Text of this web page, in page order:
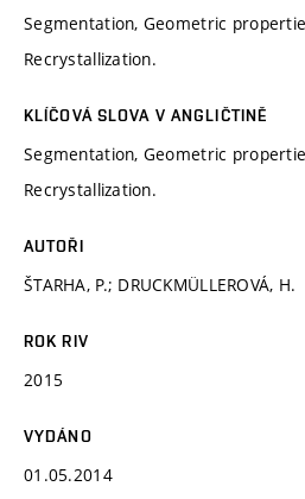
Segmentation, Geometric
Recrystallization.
KLÍČOVÁ SLOVA V ANGLIČTINĚ
Segmentation, Geometric
Recrystallization.
AUTOŘI
ŠTARHA, P.; DRUCKMÜLLEROVÁ, H.
ROK RIV
2015
VYDÁNO
01.05.2014